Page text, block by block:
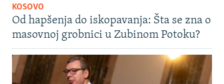
KOSOVO
Od hapšenja do iskopavanja: Šta se zna o
masovnoj grobnici u Zubinom Potoku?